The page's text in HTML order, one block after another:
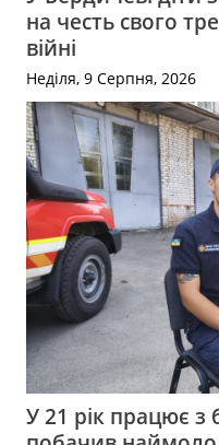
на честь свого
війні
Неділя, 9 Серпня, 2026
У 21 рік працює